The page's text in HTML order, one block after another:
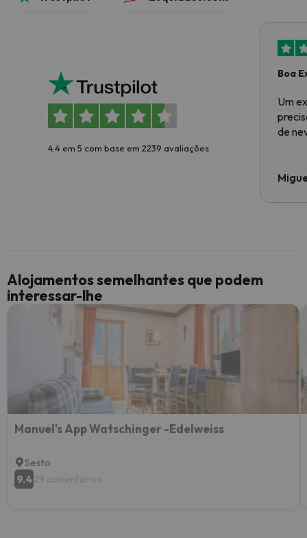
4.4 em 5 com base em 2239 avaliações
Boa
Um
de
Alojamentos semelhantes que podem
interessar-lhe
Manuel's App Watschinger -Edelweiss
Sesto
9.429 comentários